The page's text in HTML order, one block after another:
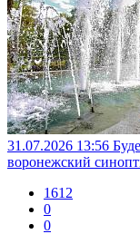
31.07.2026 13:56
воронежский
1612
0
0